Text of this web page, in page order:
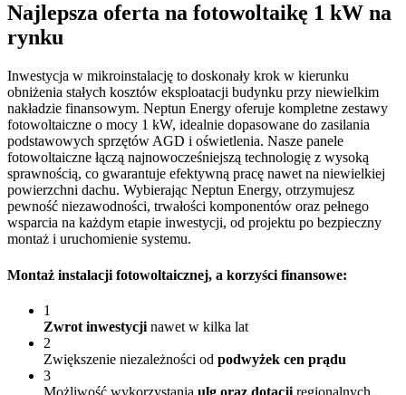
Najlepsza oferta na fotowoltaikę 1 kW na
rynku
Inwestycja w mikroinstalację to doskonały krok w kierunku
obniżenia stałych kosztów eksploatacji budynku przy niewielkim
nakładzie finansowym. Neptun Energy oferuje kompletne zestawy
fotowoltaiczne o mocy 1 kW, idealnie dopasowane do zasilania
podstawowych sprzętów AGD i oświetlenia. Nasze panele
fotowoltaiczne łączą najnowocześniejszą technologię z wysoką
sprawnością, co gwarantuje efektywną pracę nawet na niewielkiej
powierzchni dachu. Wybierając Neptun Energy, otrzymujesz
pewność niezawodności, trwałości komponentów oraz pełnego
wsparcia na każdym etapie inwestycji, od projektu po bezpieczny
montaż i uruchomienie systemu.
Montaż instalacji fotowoltaicznej, a korzyści finansowe:
1
Zwrot inwestycji nawet w kilka lat
2
Zwiększenie niezależności od podwyżek cen prądu
3
Możliwość wykorzystania ulg oraz dotacji regionalnych